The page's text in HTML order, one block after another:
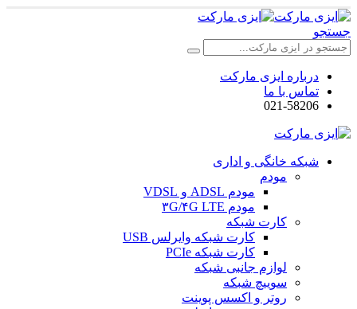
جستجو
درباره ایزی مارکت
تماس با ما
021-58206
شبکه خانگی و اداری
مودم
مودم ADSL و VDSL
مودم ۳G/۴G LTE
کارت شبکه
کارت شبکه وایرلس USB
کارت شبکه PCIe
لوازم جانبی شبکه
سوییچ شبکه
روتر و اکسس پوینت